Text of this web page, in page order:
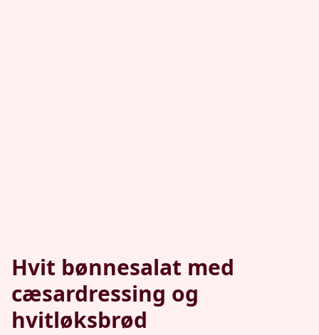
Hvit bønnesalat med
cæsardressing og
hvitløksbrød